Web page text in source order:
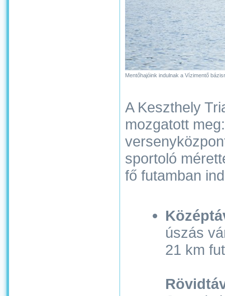
Mentőhajóink indulnak a Vízimentő
A Keszthely
mozgatott
sportoló
fő futamban
úszás
21 km